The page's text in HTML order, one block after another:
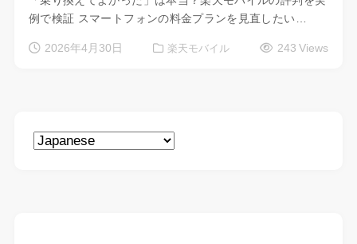
例で検証 スマートフォンの料金プランを見直したい…
2026年4月30日 楽天モバイル 243 Views